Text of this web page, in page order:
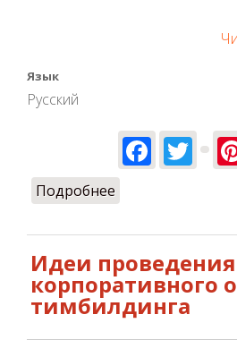
Язык
Русский
Подробнее
Идеи
корпоративного
тимбилдинга